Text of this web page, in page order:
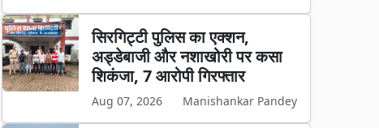
सिरगिट्टी पुलिस का एक्शन,
अड्डेबाजी और नशाखोरी पर कसा
शिकंजा, 7 आरोपी गिरफ्तार
Aug 07, 2026 Manishankar Pandey